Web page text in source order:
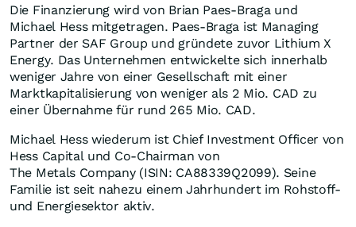
Die Finanzierung wird von Brian Paes-Braga und
Michael Hess mitgetragen. Paes-Braga ist Managing
Partner der SAF Group und gründete zuvor Lithium X
Energy. Das Unternehmen entwickelte sich innerhalb
weniger Jahre von einer Gesellschaft mit einer
Marktkapitalisierung von weniger als 2 Mio. CAD zu
einer Übernahme für rund 265 Mio. CAD.
Michael Hess wiederum ist Chief Investment Officer von
Hess Capital und Co-Chairman von
The Metals Company (ISIN: CA88339Q2099). Seine
Familie ist seit nahezu einem Jahrhundert im Rohstoff-
und Energiesektor aktiv.